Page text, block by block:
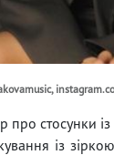
стосунки
із